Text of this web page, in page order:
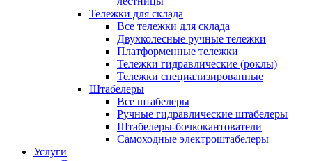
Тележки для склада
Все тележки для склада
Двухколесные ручные тележки
Платформенные тележки
Тележки гидравлические (роклы)
Тележки специализированные
Штабелеры
Все штабелеры
Ручные гидравлические штабелеры
Штабелеры-бочкокантователи
Самоходные электроштабелеры
Услуги